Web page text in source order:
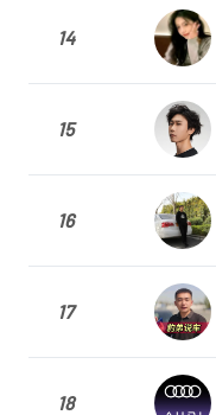
14
15
16
17
18